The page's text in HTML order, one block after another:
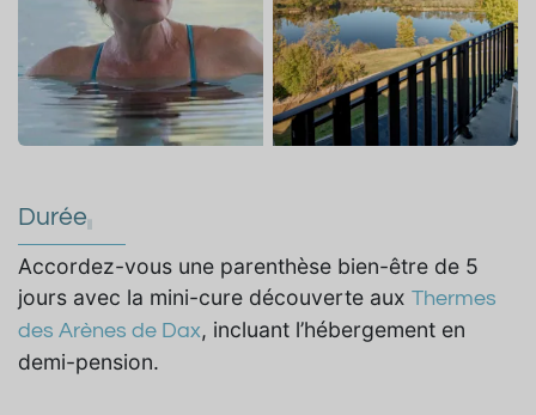
Durée
Accordez-vous une parenthèse bien-être de 5
jours avec la mini-cure découverte aux Thermes
des Arènes de Dax, incluant l’hébergement en
demi-pension.